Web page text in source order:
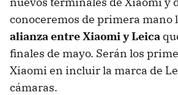
conoceremos de primera mano
alianza entre Xiaomi y Leica
finales de mayo. Serán los
Xiaomi en incluir la marca de
cámaras.